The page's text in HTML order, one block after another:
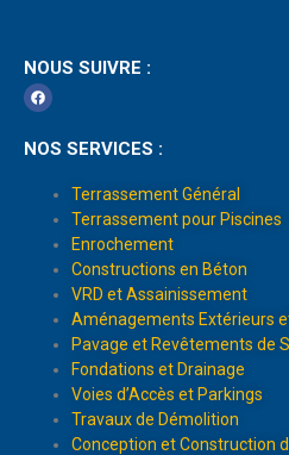
NOUS SUIVRE :
NOS SERVICES :
Terrassement Général
Terrassement pour Piscines
Enrochement
Constructions en Béton
VRD et Assainissement
Aménagements Extérieurs
Pavage et Revêtements de
Fondations et Drainage
Voies d’Accès et Parkings
Travaux de Démolition
Conception et Construction